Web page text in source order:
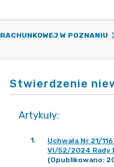
W POZNANIU
Stwierdzenie
Artykuły:
1.
Uchwała Nr 21/
VI/52/2024 Rady
(Opublikowano: